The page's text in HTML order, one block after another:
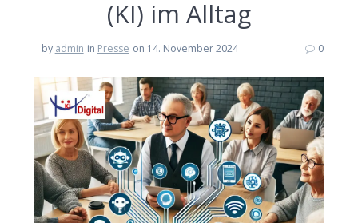
(KI) im Alltag
by admin in Presse on 14. November 2024 0